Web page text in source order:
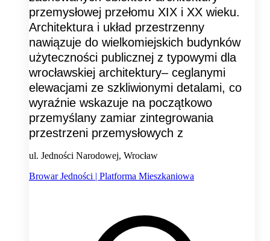
przemysłowej przełomu XIX i XX wieku.
Architektura i układ przestrzenny
nawiązuje do wielkomiejskich budynków
użyteczności publicznej z typowymi dla
wrocławskiej architektury– ceglanymi
elewacjami ze szkliwionymi detalami, co
wyraźnie wskazuje na początkowo
przemyślany zamiar zintegrowania
przestrzeni przemysłowych z
ul. Jedności Narodowej, Wrocław
Browar Jedności | Platforma Mieszkaniowa